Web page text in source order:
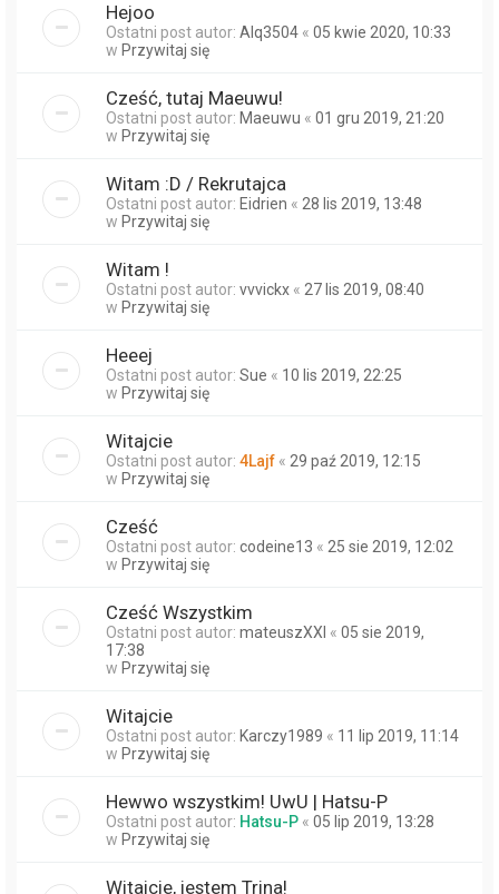
Hejoo
Ostatni post autor: Alq3504 « 05 kwie 2020, 10:33
w Przywitaj się
Cześć, tutaj Maeuwu!
Ostatni post autor: Maeuwu « 01 gru 2019, 21:20
w Przywitaj się
Witam :D / Rekrutajca
Ostatni post autor: Eidrien « 28 lis 2019, 13:48
w Przywitaj się
Witam !
Ostatni post autor: vvvickx « 27 lis 2019, 08:40
w Przywitaj się
Heeej
Ostatni post autor: Sue « 10 lis 2019, 22:25
w Przywitaj się
Witajcie
Ostatni post autor: 4Lajf « 29 paź 2019, 12:15
w Przywitaj się
Cześć
Ostatni post autor: codeine13 « 25 sie 2019, 12:02
w Przywitaj się
Cześć Wszystkim
Ostatni post autor: mateuszXXI « 05 sie 2019,
17:38
w Przywitaj się
Witajcie
Ostatni post autor: Karczy1989 « 11 lip 2019, 11:14
w Przywitaj się
Hewwo wszystkim! UwU | Hatsu-P
Ostatni post autor: Hatsu-P « 05 lip 2019, 13:28
w Przywitaj się
Witajcie, jestem Trina!